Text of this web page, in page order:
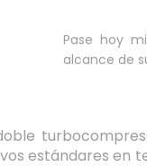
Pase hoy
alcance de
estándares en